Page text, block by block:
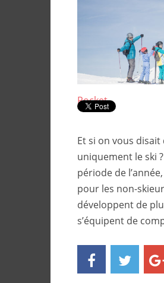
Pocket
Et si on vous disait
uniquement le ski
période de
pour les non-
développent de
s’équipent de